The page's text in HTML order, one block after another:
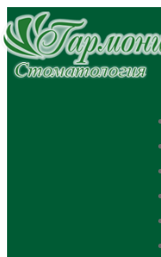
Перейти
к
содержимому
Меню
Закрыть